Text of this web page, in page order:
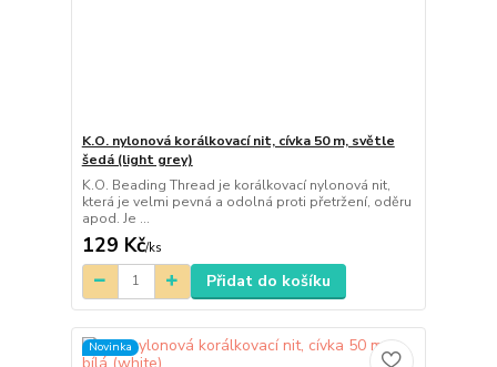
K.O. nylonová korálkovací nit, cívka 50 m, světle
šedá (light grey)
K.O. Beading Thread je korálkovací nylonová nit,
která je velmi pevná a odolná proti přetržení, oděru
apod. Je ...
129 Kč/ks
Přidat do košíku
Novinka